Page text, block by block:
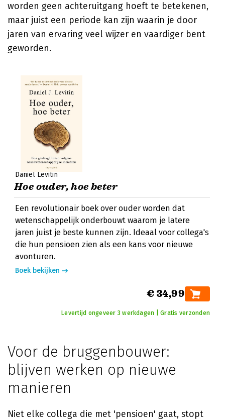
worden geen achteruitgang hoeft te betekenen,
maar juist een periode kan zijn waarin je door
jaren van ervaring veel wijzer en vaardiger bent
geworden.
Daniel Levitin
Hoe ouder, hoe beter
Een revolutionair boek over ouder worden dat
wetenschappelijk onderbouwt waarom je latere
jaren juist je beste kunnen zijn. Ideaal voor collega's
die hun pensioen zien als een kans voor nieuwe
avonturen.
Boek bekijken
€ 34,99
Levertijd ongeveer 3 werkdagen | Gratis verzonden
Voor de bruggenbouwer:
blijven werken op nieuwe
manieren
Niet elke collega die met 'pensioen' gaat, stopt